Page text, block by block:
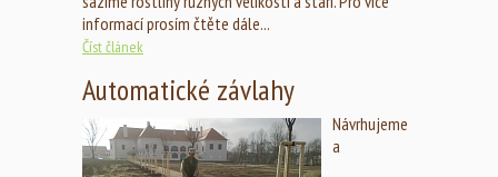
informací prosím čtěte dále...
Číst článek
Automatické závlahy
Návrhujeme
a